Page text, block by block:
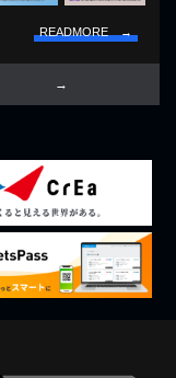
READMORE →